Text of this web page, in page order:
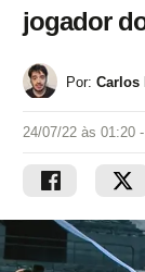
jogador
Por: Carlos
24/07/22 às 01:20